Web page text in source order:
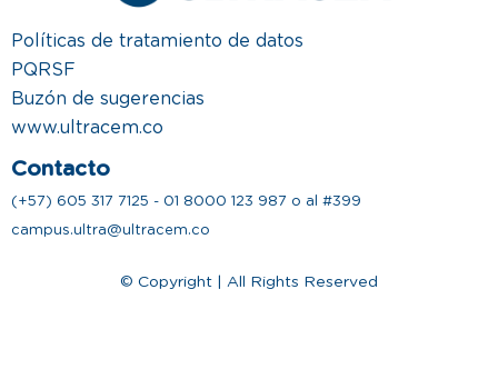
Políticas de tratamiento de datos
PQRSF
Buzón de sugerencias
www.ultracem.co
Contacto
(+57) 605 317 7125 - 01 8000 123 987 o al #399
campus.ultra@ultracem.co
© Copyright | All Rights Reserved